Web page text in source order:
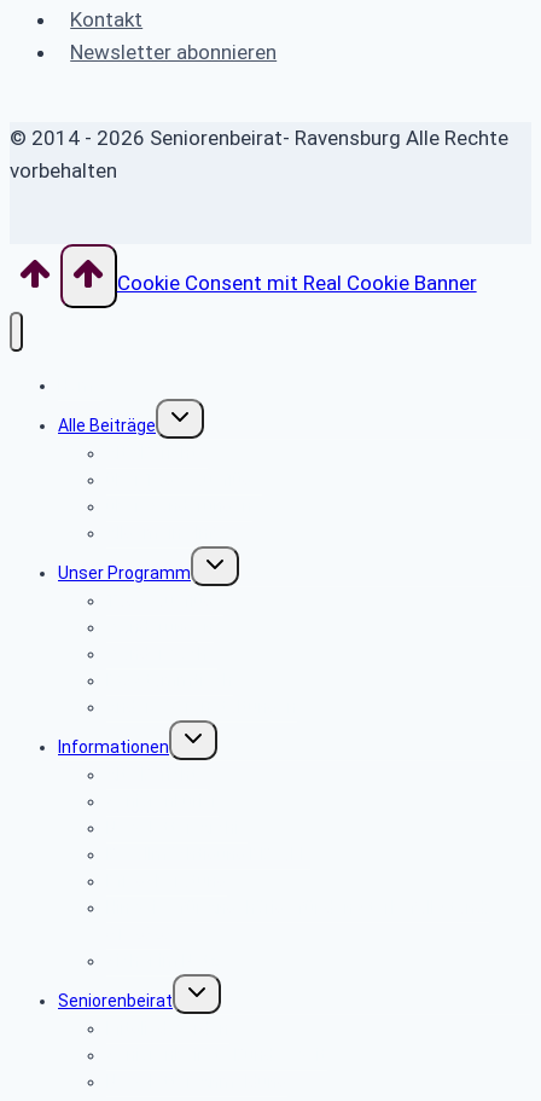
Kontakt
Newsletter abonnieren
© 2014 - 2026 Seniorenbeirat- Ravensburg Alle Rechte
vorbehalten
Cookie Consent mit Real Cookie Banner
Alle Beiträge
Untermenü
umschalten
Unser Programm
Untermenü
umschalten
Informationen
Untermenü
umschalten
Seniorenbeirat
Untermenü
umschalten